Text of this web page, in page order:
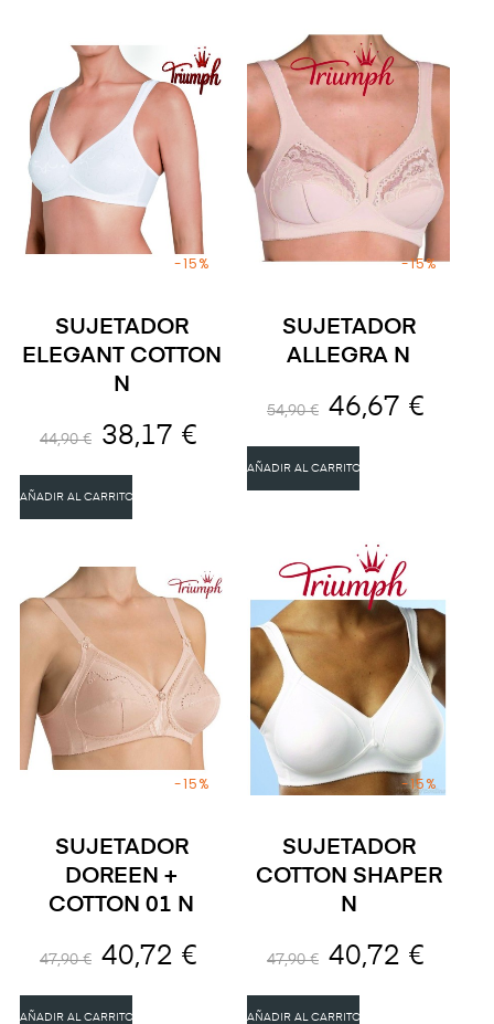
SUJETADOR
ELEGANT COTTON
N
44,90 €
-15%
38,17 €
AÑADIR AL CARRITO
SUJETADOR
ALLEGRA N
54,90 €
-15%
46,67 €
AÑADIR AL CARRITO
SUJETADOR
DOREEN +
COTTON 01 N
47,90 €
-15%
40,72 €
AÑADIR AL CARRITO
SUJETADOR
COTTON SHAPER
N
47,90 €
-15%
40,72 €
AÑADIR AL CARRITO